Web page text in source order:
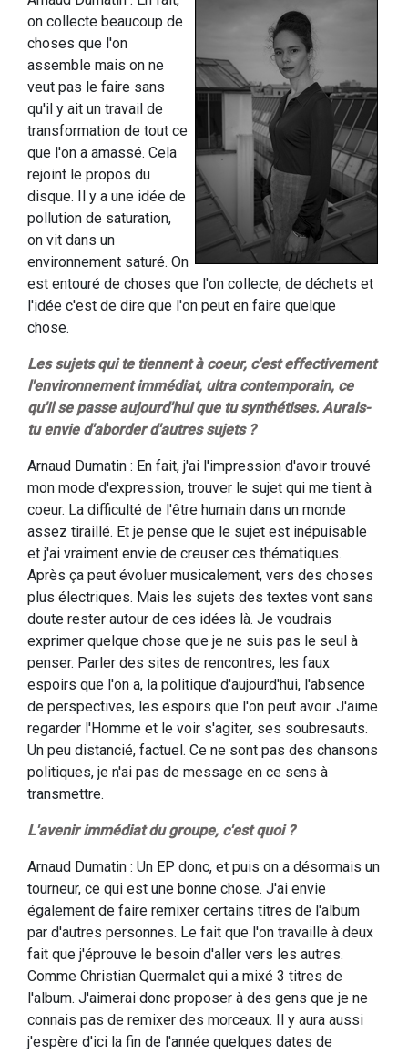
on collecte beaucoup de
choses que l'on
assemble mais on ne
veut pas le faire sans
qu'il y ait un travail de
transformation de tout ce
que l'on a amassé. Cela
rejoint le propos du
disque. Il y a une idée de
pollution de saturation,
on vit dans un
environnement saturé. On
est entouré de choses que l'on collecte, de déchets et
l'idée c'est de dire que l'on peut en faire quelque
chose.
Les sujets qui te tiennent à coeur, c'est effectivement
l'environnement immédiat, ultra contemporain, ce
qu'il se passe aujourd'hui que tu synthétises. Aurais-
tu envie d'aborder d'autres sujets ?
Arnaud Dumatin : En fait, j'ai l'impression d'avoir trouvé
mon mode d'expression, trouver le sujet qui me tient à
coeur. La difficulté de l'être humain dans un monde
assez tiraillé. Et je pense que le sujet est inépuisable
et j'ai vraiment envie de creuser ces thématiques.
Après ça peut évoluer musicalement, vers des choses
plus électriques. Mais les sujets des textes vont sans
doute rester autour de ces idées là. Je voudrais
exprimer quelque chose que je ne suis pas le seul à
penser. Parler des sites de rencontres, les faux
espoirs que l'on a, la politique d'aujourd'hui, l'absence
de perspectives, les espoirs que l'on peut avoir. J'aime
regarder l'Homme et le voir s'agiter, ses soubresauts.
Un peu distancié, factuel. Ce ne sont pas des chansons
politiques, je n'ai pas de message en ce sens à
transmettre.
L'avenir immédiat du groupe, c'est quoi ?
Arnaud Dumatin : Un EP donc, et puis on a désormais un
tourneur, ce qui est une bonne chose. J'ai envie
également de faire remixer certains titres de l'album
par d'autres personnes. Le fait que l'on travaille à deux
fait que j'éprouve le besoin d'aller vers les autres.
Comme Christian Quermalet qui a mixé 3 titres de
l'album. J'aimerai donc proposer à des gens que je ne
connais pas de remixer des morceaux. Il y aura aussi
j'espère d'ici la fin de l'année quelques dates de